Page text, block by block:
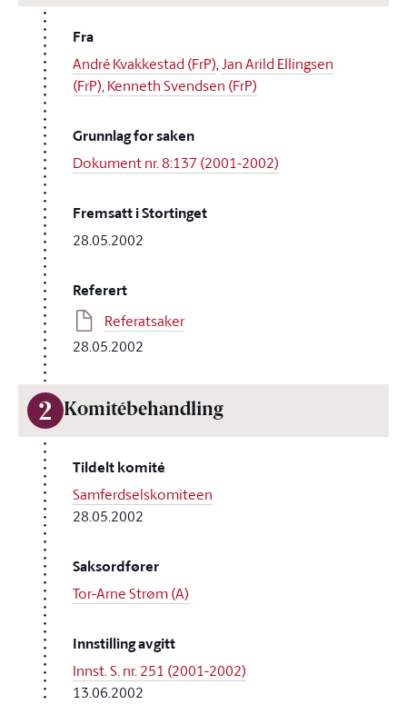
Fra
André Kvakkestad (FrP),Jan Arild Ellingsen
(FrP),Kenneth Svendsen (FrP)
Grunnlag for saken
Dokument nr. 8:137 (2001-2002)
Fremsatt i Stortinget
28.05.2002
Referert
Referatsaker
28.05.2002
2 Komitébehandling
Tildelt komité
Samferdselskomiteen
28.05.2002
Saksordfører
Tor-Arne Strøm (A)
Innstilling avgitt
Innst. S. nr. 251 (2001-2002)
13.06.2002